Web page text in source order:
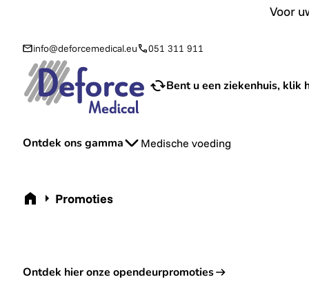
Voor
Voor uw aanvraag van sondevoeding en toebehoren bij
info@deforcemedical.eu 051 311 911
Bent u een ziekenhuis, klik
Ontdek ons gamma Medische voeding
Home Promoties
Ontdek hier onze opendeurpromoties